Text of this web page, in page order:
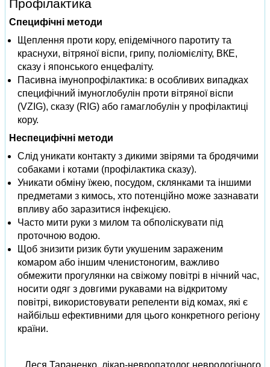
Профілактика
Специфічні методи
Щеплення проти кору, епідемічного паротиту та
краснухи, вітряної віспи, грипу, поліомієліту, ВКЕ,
сказу і японського енцефаліту.
Пасивна імунопрофілактика: в особливих випадках
специфічний імуноглобулін проти вітряної віспи
(VZIG), сказу (RIG) або гамаглобулін у профілактиці
кору.
Неспецифічні методи
Слід уникати контакту з дикими звірями та бродячими
собаками і котами (профілактика сказу).
Уникати обміну їжею, посудом, склянками та іншими
предметами з кимось, хто потенційно може зазнавати
впливу або заразитися інфекцією.
Часто мити руки з милом та обполіскувати під
проточною водою.
Щоб знизити ризик бути укушеним зараженим
комаром або іншим членистоногим, важливо
обмежити прогулянки на свіжому повітрі в нічний час,
носити одяг з довгими рукавами на відкритому
повітрі, використовувати репеленти від комах, які є
найбільш ефективними для цього конкретного регіону
країни.
Леся Тараненко, лікар-невропатолог неврологічного